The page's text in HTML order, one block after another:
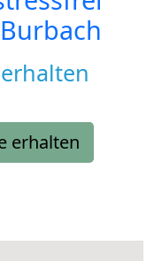
Burbach
erhalten